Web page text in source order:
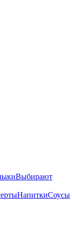
Выбирают
НапиткиСоусы